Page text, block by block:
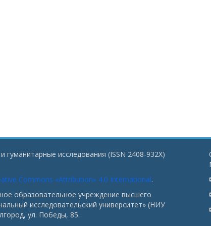
исследования (ISSN 2408-932X)
Commons «Attribution» 4.0 International.
образовательное учреждение высшего
исследовательский университет» (НИУ
ул. Победы, 85.